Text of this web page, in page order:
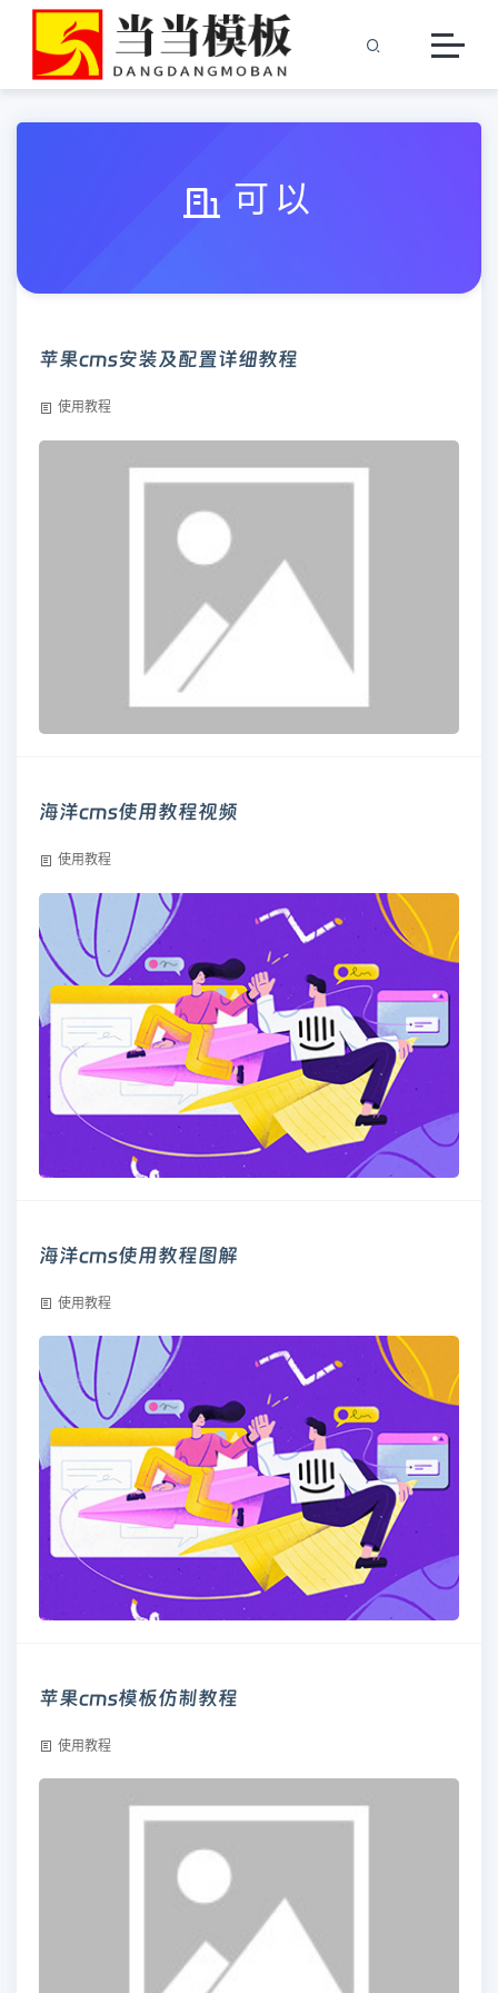
可以
苹果cms安装及配置详细教程
使用教程
海洋cms使用教程视频
使用教程
海洋cms使用教程图解
使用教程
苹果cms模板仿制教程
使用教程